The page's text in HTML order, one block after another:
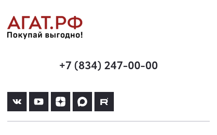
+7 (834) 247-00-00